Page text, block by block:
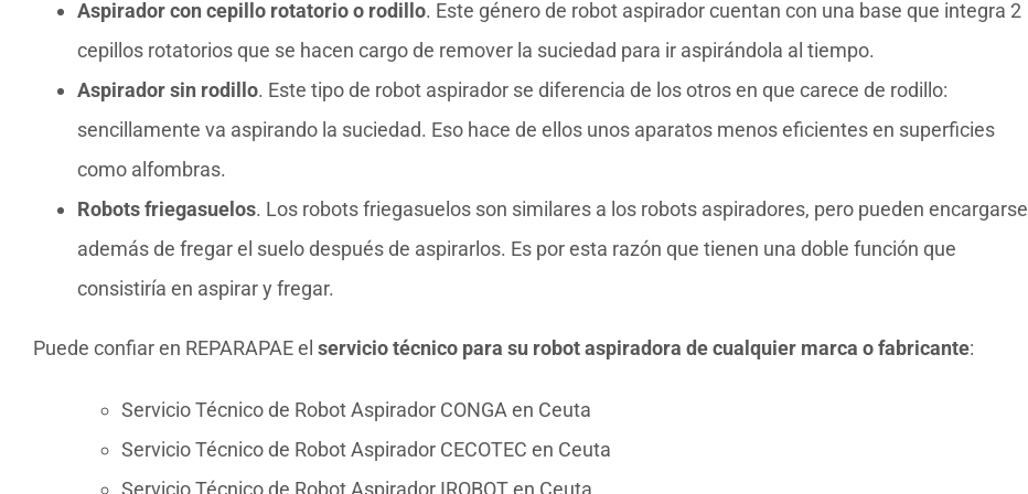
Aspirador con cepillo rotatorio o rodillo. Este género de robot aspirador cuentan con una base que integra 2
cepillos rotatorios que se hacen cargo de remover la suciedad para ir aspirándola al tiempo.
Aspirador sin rodillo. Este tipo de robot aspirador se diferencia de los otros en que carece de rodillo:
sencillamente va aspirando la suciedad. Eso hace de ellos unos aparatos menos eficientes en superficies
como alfombras.
Robots friegasuelos. Los robots friegasuelos son similares a los robots aspiradores, pero pueden encargarse
además de fregar el suelo después de aspirarlos. Es por esta razón que tienen una doble función que
consistiría en aspirar y fregar.
Puede confiar en REPARAPAE el servicio técnico para su robot aspiradora de cualquier marca o fabricante:
Servicio Técnico de Robot Aspirador CONGA en Ceuta
Servicio Técnico de Robot Aspirador CECOTEC en Ceuta
Servicio Técnico de Robot Aspirador IROBOT en Ceuta